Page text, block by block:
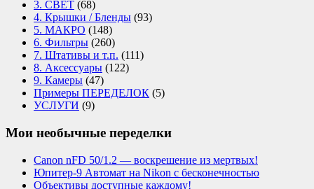
3. СВЕТ (68)
4. Крышки / Бленды (93)
5. МАКРО (148)
6. Фильтры (260)
7. Штативы и т.п. (111)
8. Аксессуары (122)
9. Камеры (47)
Примеры ПЕРЕДЕЛОК (5)
УСЛУГИ (9)
Мои необычные переделки
Canon nFD 50/1.2 — воскрешение из мертвых!
Юпитер-9 Автомат на Nikon с бесконечностью
Объективы доступные каждому!